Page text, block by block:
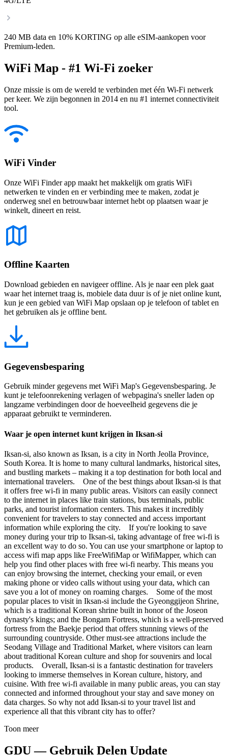
240 MB data en 10% KORTING op alle eSIM-aankopen voor
Premium-leden.
WiFi Map - #1 Wi-Fi zoeker
Onze missie is om de wereld te verbinden met één Wi-Fi netwerk
per keer. We zijn begonnen in 2014 en nu #1 internet connectiviteit
tool.
WiFi Vinder
Onze WiFi Finder app maakt het makkelijk om gratis WiFi
netwerken te vinden en er verbinding mee te maken, zodat je
onderweg snel en betrouwbaar internet hebt op plaatsen waar je
winkelt, dineert en reist.
Offline Kaarten
Download gebieden en navigeer offline. Als je naar een plek gaat
waar het internet traag is, mobiele data duur is of je niet online kunt,
kun je een gebied van WiFi Map opslaan op je telefoon of tablet en
het gebruiken als je offline bent.
Gegevensbesparing
Gebruik minder gegevens met WiFi Map's Gegevensbesparing. Je
kunt je telefoonrekening verlagen of webpagina's sneller laden op
langzame verbindingen door de hoeveelheid gegevens die je
apparaat gebruikt te verminderen.
Waar je open internet kunt krijgen in Iksan-si
Iksan-si, also known as Iksan, is a city in North Jeolla Province,
South Korea. It is home to many cultural landmarks, historical sites,
and bustling markets – making it a top destination for both local and
international travelers. One of the best things about Iksan-si is that
it offers free wi-fi in many public areas. Visitors can easily connect
to the internet in places like train stations, bus terminals, public
parks, and tourist information centers. This makes it incredibly
convenient for travelers to stay connected and access important
information while exploring the city. If you're looking to save
money during your trip to Iksan-si, taking advantage of free wi-fi is
an excellent way to do so. You can use your smartphone or laptop to
access wifi map apps like FreeWifiMap or WifiMapper, which can
help you find other places with free wi-fi nearby. This means you
can enjoy browsing the internet, checking your email, or even
making phone or video calls without using your data, which can
save you a lot of money on roaming charges. Some of the most
popular places to visit in Iksan-si include the Gyeonggijeon Shrine,
which is a traditional Korean shrine built in honor of the Joseon
dynasty's kings; and the Bongam Fortress, which is a well-preserved
fortress from the Baekje period that offers stunning views of the
surrounding countryside. Other must-see attractions include the
Seodang Village and Traditional Market, where visitors can learn
about traditional Korean culture and shop for souvenirs and local
products. Overall, Iksan-si is a fantastic destination for travelers
looking to immerse themselves in Korean culture, history, and
cuisine. With free wi-fi available in many public areas, you can stay
connected and informed throughout your stay and save money on
data charges. So why not add Iksan-si to your travel list and
experience all that this vibrant city has to offer?
Toon meer
GDU — Gebruik Delen Update